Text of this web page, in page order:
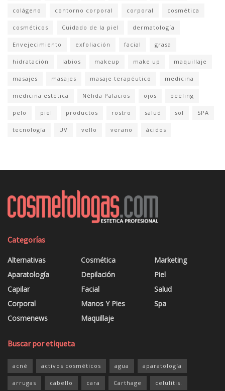
colágeno contorno corporal corporal cosmética
cosméticos Cuidado de la piel dermatología
Envejecimiento exfoliación facial grasa
hidratación labios makeup make up maquillaje
masajes masajes masaje terapéutico medicina
medicina estética Nélida Palacios ojos peeling
pelo piel productos rostro salud sol SPA
tecnología UV vello verano ácidos
Categorías
Alternativas
Aparatología
Capilar
Corporal
Cosmenews
Cosmética
Depilación
Facial
Manos Y Pies
Maquillaje
Marketing
Piel
Salud
Spa
Buscar por etiqueta
acné activos cosméticos agua aparatología
arrugas cabello cara Carthage celulitis.